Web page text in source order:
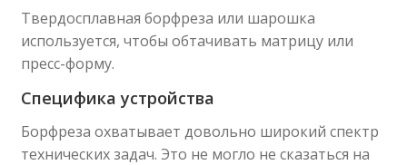
Твердосплавная борфреза или шарошка
используется, чтобы обтачивать матрицу или
пресс-форму.
Специфика устройства
Борфреза охватывает довольно широкий спектр
технических задач. Это не могло не сказаться на